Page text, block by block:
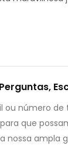
ou número de
que
nossa ampla